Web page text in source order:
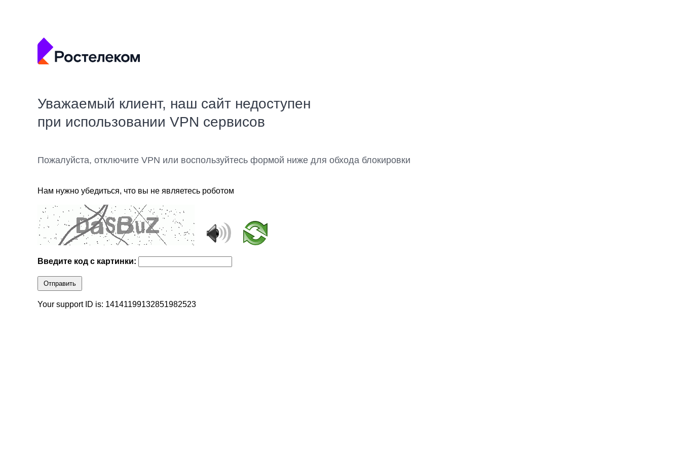
Уважаемый клиент, наш сайт недоступен
при использовании VPN сервисов
Пожалуйста, отключите VPN или воспользуйтесь формой ниже для обхода блокировки
Нам нужно убедиться, что вы не являетесь роботом
Введите код с картинки:
Отправить
Your support ID is: 14141199132851982523